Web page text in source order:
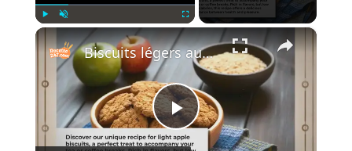
×
Play
Biscuits légers aux pommes : Une douceur légère et irrésistible